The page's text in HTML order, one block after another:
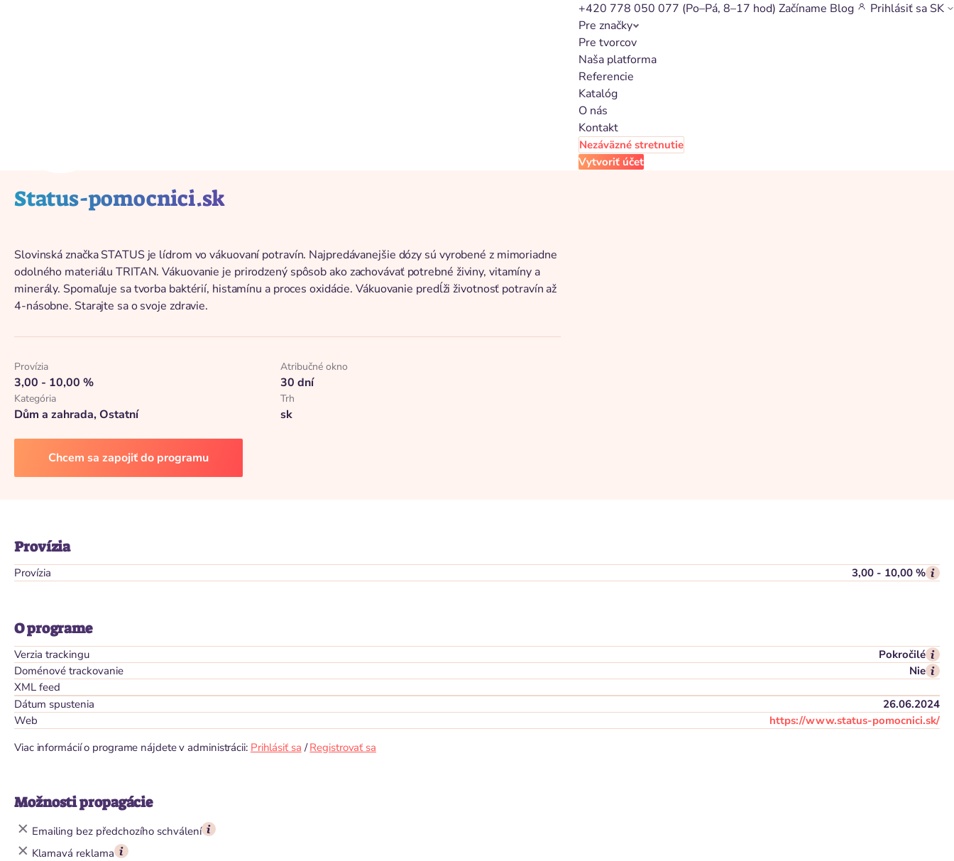
+420 778 050 077 (Po–Pá, 8–17 hod) Začíname Blog Prihlásiť sa SK
Pre značky
Pre tvorcov
Naša platforma
Referencie
Katalóg
O nás
Kontakt
Nezáväzné stretnutie
Vytvoriť účet
Status-pomocnici.sk
Slovinská značka STATUS je lídrom vo vákuovaní potravín. Najpredávanejšie dózy sú vyrobené z mimoriadne
odolného materiálu TRITAN. Vákuovanie je prirodzený spôsob ako zachovávať potrebné živiny, vitamíny a
minerály. Spomaľuje sa tvorba baktérií, histamínu a proces oxidácie. Vákuovanie predĺži životnosť potravín až
4-násobne. Starajte sa o svoje zdravie.
Provízia
3,00 - 10,00 %
Atribučné okno
30 dní
Kategória
Dům a zahrada, Ostatní
Trh
sk
Chcem sa zapojiť do programu
Provízia
Provízia 3,00 - 10,00 %
O programe
Verzia trackingu
Pokročilé
Doménové trackovanie
Nie
XML feed
Dátum spustenia
26.06.2024
Web
https://www.status-pomocnici.sk/
Viac informácií o programe nájdete v administrácii: Prihlásiť sa /Registrovať sa
Možnosti propagácie
Emailing bez předchozího schválení
Klamavá reklama